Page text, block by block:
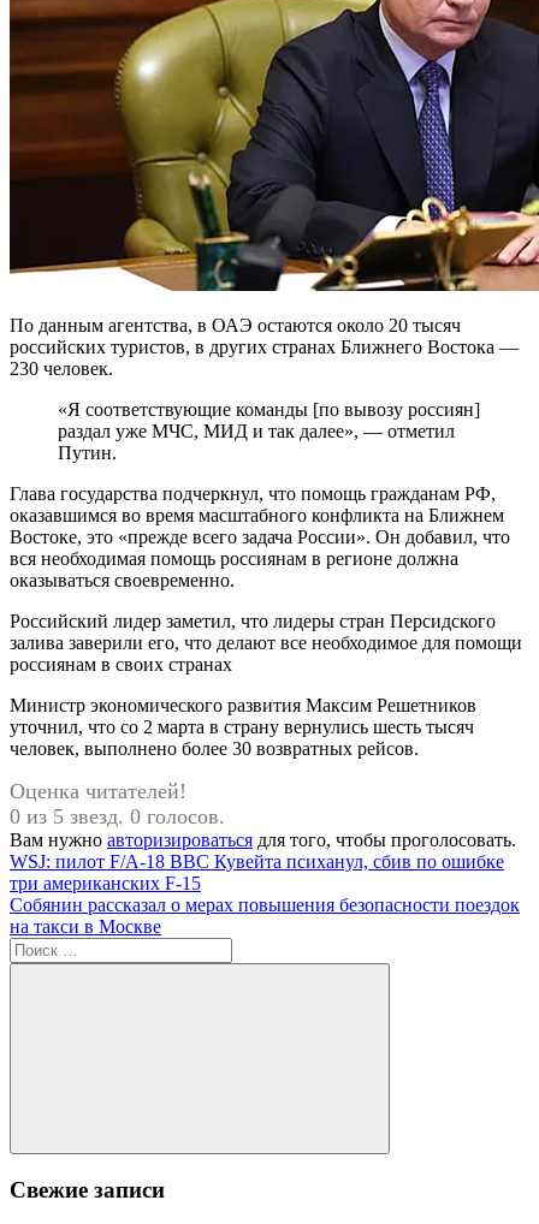
По данным агентства, в ОАЭ остаются около 20 тысяч
российских туристов, в других странах Ближнего Востока —
230 человек.
«Я соответствующие команды [по вывозу россиян]
раздал уже МЧС, МИД и так далее», — отметил
Путин.
Глава государства подчеркнул, что помощь гражданам РФ,
оказавшимся во время масштабного конфликта на Ближнем
Востоке, это «прежде всего задача России». Он добавил, что
вся необходимая помощь россиянам в регионе должна
оказываться своевременно.
Российский лидер заметил, что лидеры стран Персидского
залива заверили его, что делают все необходимое для помощи
россиянам в своих странах
Министр экономического развития Максим Решетников
уточнил, что со 2 марта в страну вернулись шесть тысяч
человек, выполнено более 30 возвратных рейсов.
Оценка читателей!
0 из 5 звезд. 0 голосов.
Вам нужно авторизироваться для того, чтобы проголосовать.
Навигация
по
записям
Предыдущая
запись:
WSJ: пилот F/A-18 ВВС Кувейта психанул, сбив по ошибке
три американских F-15
Следующая
запись:
Собянин рассказал о мерах повышения безопасности поездок
на такси в Москве
Поиск
для:
Поиск
Свежие записи